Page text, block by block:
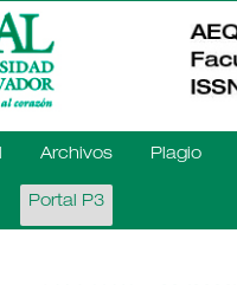
Archivos Plagio
Portal P3